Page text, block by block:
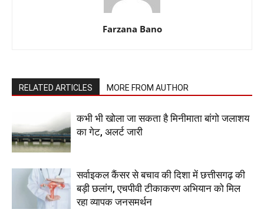
Farzana Bano
RELATED ARTICLES MORE FROM AUTHOR
कभी भी खोला जा सकता है मिनीमाता बांगो जलाशय
का गेट, अलर्ट जारी
सर्वाइकल कैंसर से बचाव की दिशा में छत्तीसगढ़ की
बड़ी छलांग, एचपीवी टीकाकरण अभियान को मिल
रहा व्यापक जनसमर्थन